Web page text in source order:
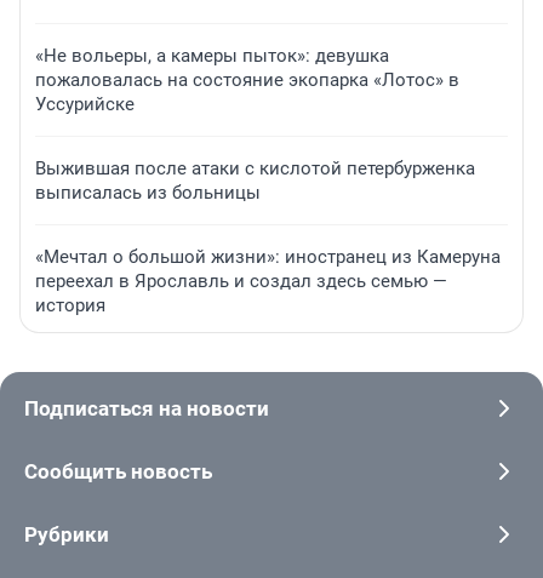
«Не вольеры, а камеры пыток»: девушка
пожаловалась на состояние экопарка «Лотос» в
Уссурийске
Выжившая после атаки с кислотой петербурженка
выписалась из больницы
«Мечтал о большой жизни»: иностранец из Камеруна
переехал в Ярославль и создал здесь семью —
история
Подписаться на новости
Сообщить новость
Рубрики